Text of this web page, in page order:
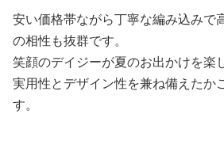
安い価格帯ながら丁寧な編み込みで
の相性も抜群です。
笑顔のデイジーが夏のお出かけを楽
実用性とデザイン性を兼ね備えたか
す。